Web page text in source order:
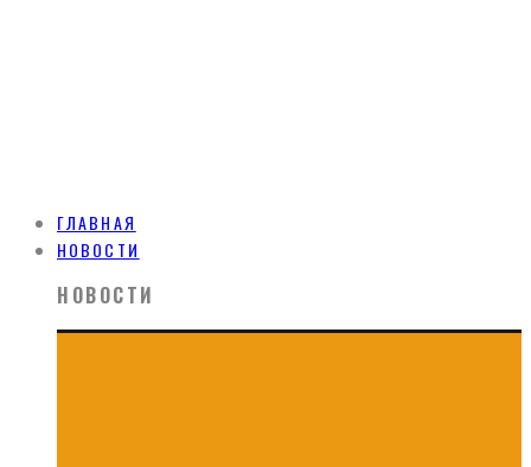
ГЛАВНАЯ
НОВОСТИ
НОВОСТИ